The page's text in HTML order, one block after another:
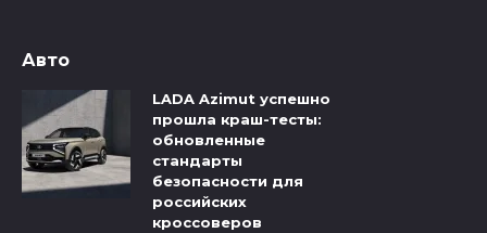
Авто
LADA Azimut успешно
прошла краш-тесты:
обновленные
стандарты
безопасности для
российских
кроссоверов